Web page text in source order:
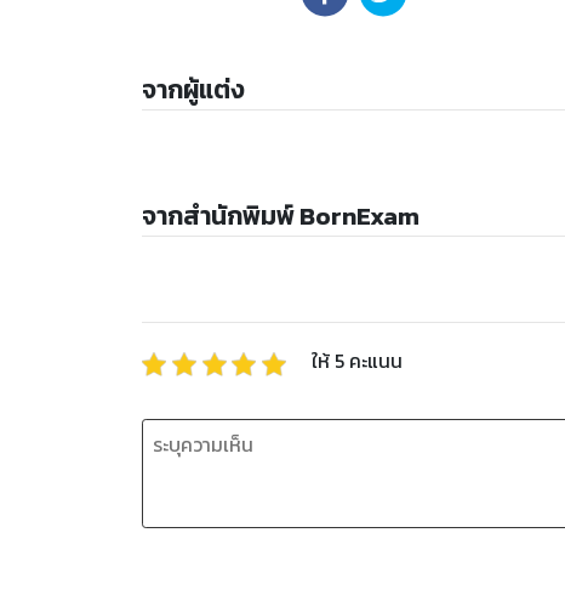
จากผู้แต่ง
จากสำนักพิมพ์ BornExam
ให้ 5 คะแนน